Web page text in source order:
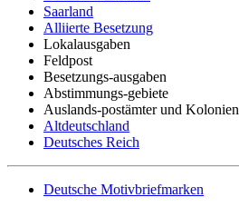
Saarland
Alliierte Besetzung
Lokalausgaben
Feldpost
Besetzungs-ausgaben
Abstimmungs-gebiete
Auslands-postämter und Kolonien
Altdeutschland
Deutsches Reich
Deutsche Motivbriefmarken